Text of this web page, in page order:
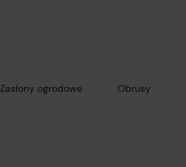
Zasłony ogrodowe Obrusy